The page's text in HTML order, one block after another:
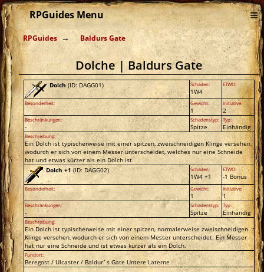
RPGuides Menu ≡
RPGuides Baldurs Gate
Dolche | Baldurs Gate
Dolch (ID: DAGG01) Schaden:
1W4
ETWO:
Besonderheit: Gewicht:
1
Initiative:
2
Beschränkungen:
-
Schadenstyp:
Spitze
Typ:
Einhändig
Beschreibung:
Ein Dolch ist typischerweise mit einer spitzen, zweischneidigen Klinge versehen,
wodurch er sich von einem Messer unterscheidet, welches nur eine Schneide
hat und etwas kürzer als ein Dolch ist.
Dolch +1(ID: DAGG02) Schaden:
1W4 +1
ETWO:
-1 Bonus
Besonderheit: Gewicht:
1
Initiative:
1
Beschränkungen:
-
Schadenstyp:
Spitze
Typ:
Einhändig
Beschreibung:
Ein Dolch ist typischerweise mit einer spitzen, normalerweise zweischneidigen
Klinge versehen, wodurch er sich von einem Messer unterscheidet. Ein Messer
hat nur eine Schneide und ist etwas kürzer als ein Dolch.
Fundort:
Beregost / Ulcaster / Baldur´s Gate Untere Laterne